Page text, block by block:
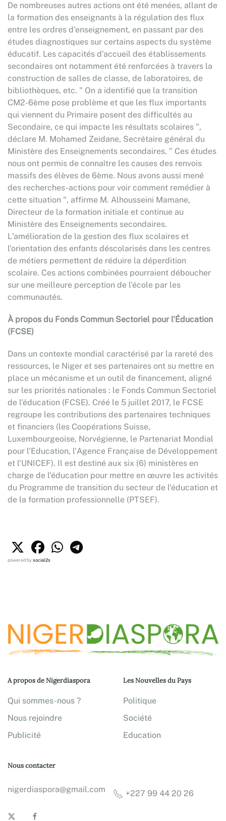
De nombreuses autres actions ont été menées, allant de
la formation des enseignants à la régulation des flux
entre les ordres d'enseignement, en passant par des
études diagnostiques sur certains aspects du système
éducatif. Les capacités d'accueil des établissements
secondaires ont notamment été renforcées à travers la
construction de salles de classe, de laboratoires, de
bibliothèques, etc. " On a identifié que la transition
CM2-6ème pose problème et que les flux importants
qui viennent du Primaire posent des difficultés au
Secondaire, ce qui impacte les résultats scolaires ",
déclare M. Mohamed Zeidane, Secrétaire général du
Ministère des Enseignements secondaires. " Ces études
nous ont permis de connaître les causes des renvois
massifs des élèves de 6ème. Nous avons aussi mené
des recherches-actions pour voir comment remédier à
cette situation ", affirme M. Alhousseini Mamane,
Directeur de la formation initiale et continue au
Ministère des Enseignements secondaires.
L'amélioration de la gestion des flux scolaires et
l'orientation des enfants déscolarisés dans les centres
de métiers permettent de réduire la déperdition
scolaire. Ces actions combinées pourraient déboucher
sur une meilleure perception de l'école par les
communautés.
À propos du Fonds Commun Sectoriel pour l'Éducation
(FCSE)
Dans un contexte mondial caractérisé par la rareté des
ressources, le Niger et ses partenaires ont su mettre en
place un mécanisme et un outil de financement, aligné
sur les priorités nationales : le Fonds Commun Sectoriel
de l'éducation (FCSE). Créé le 5 juillet 2017, le FCSE
regroupe les contributions des partenaires techniques
et financiers (les Coopérations Suisse,
Luxembourgeoise, Norvégienne, le Partenariat Mondial
pour l'Education, l'Agence Française de Développement
et l'UNICEF). Il est destiné aux six (6) ministères en
charge de l'éducation pour mettre en œuvre les activités
du Programme de transition du secteur de l'éducation et
de la formation professionnelle (PTSEF).
powered bysocial2s
A propos de Nigerdiaspora
Qui sommes-nous ?
Nous rejoindre
Publicité
Les Nouvelles du Pays
Politique
Société
Education
Nous contacter
nigerdiaspora@gmail.com +227 99 44 20 26